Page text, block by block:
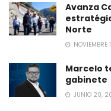
Avanza
Norte
Marcelo
gabinete
JUNIO 20,